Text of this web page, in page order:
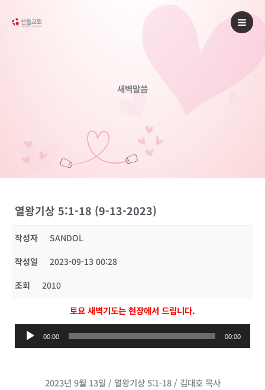
새벽말씀
열왕기상 5:1-18 (9-13-2023)
작성자
SANDOL
작성일
2023-09-13 00:28
조회
2010
토요 새벽기도는 현장에서 드립니다.
00:00 00:00
2023년 9월 13일 / 열왕기상 5:1-18 / 김대호 목사